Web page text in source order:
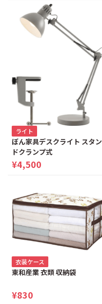
八幡町
丸山町
みつい台
南浅川町
ライト
ぼん家具デスクライト スタン
ドクランプ式
¥4,500
衣装ケース
東和産業 衣類 収納袋
¥830